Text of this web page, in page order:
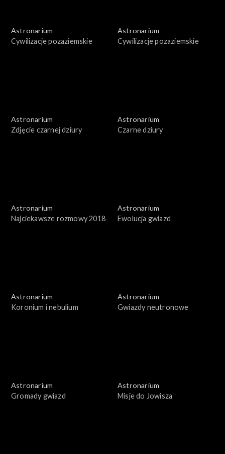
Astronarium
Cywilizacje pozaziemskie
Astronarium
Cywilizacje pozaziemskie
Astronarium
Zdjęcie czarnej dziury
Astronarium
Czarne dziury
Astronarium
Najciekawsze rozmowy 2018
Astronarium
Ewolucja gwiazd
Astronarium
Koronium i nebulium
Astronarium
Gwiazdy neutronowe
Astronarium
Gromady gwiazd
Astronarium
Misje do Jowisza